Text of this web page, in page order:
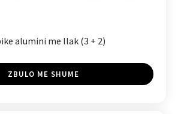
alumini me llak (3 + 2)
ZBULO ME SHUME